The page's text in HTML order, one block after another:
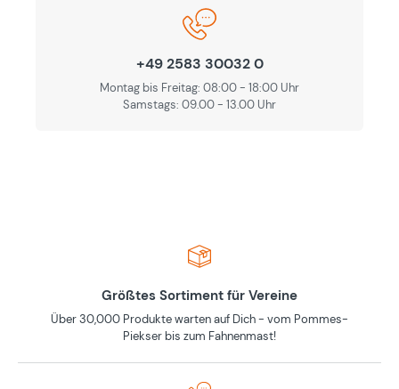
+49 2583 30032 0
Montag bis Freitag: 08:00 - 18:00 Uhr
Samstags: 09.00 - 13.00 Uhr
Größtes Sortiment für Vereine
Über 30,000 Produkte warten auf Dich - vom Pommes-
Piekser bis zum Fahnenmast!